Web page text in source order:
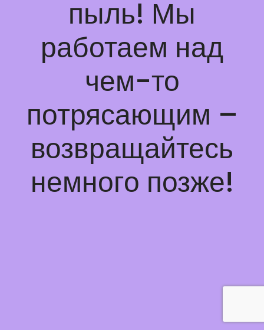
пыль! Мы
работаем над
чем-то
потрясающим –
возвращайтесь
немного позже!